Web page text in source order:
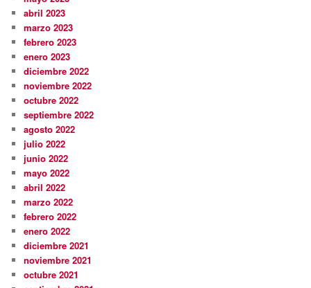
abril 2023
marzo 2023
febrero 2023
enero 2023
diciembre 2022
noviembre 2022
octubre 2022
septiembre 2022
agosto 2022
julio 2022
junio 2022
mayo 2022
abril 2022
marzo 2022
febrero 2022
enero 2022
diciembre 2021
noviembre 2021
octubre 2021